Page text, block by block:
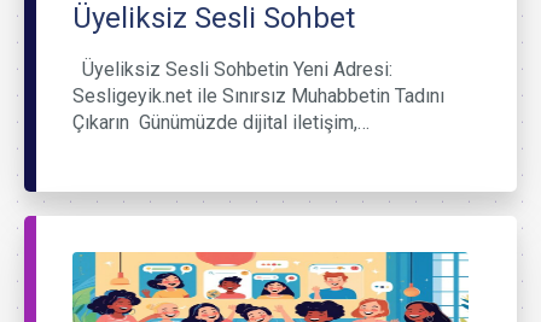
Üyeliksiz Sesli Sohbet
Üyeliksiz Sesli Sohbetin Yeni Adresi:
Sesligeyik.net ile Sınırsız Muhabbetin Tadını
Çıkarın Günümüzde dijital iletişim,…